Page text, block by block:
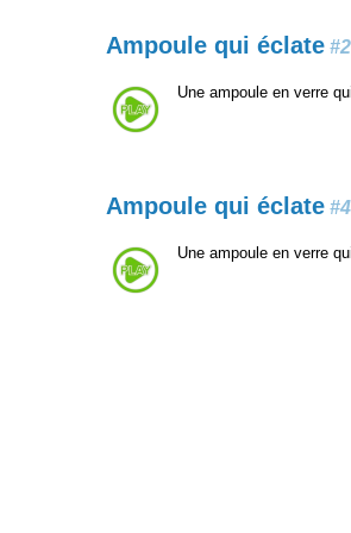
Ampoule qui éclate #2
Une ampoule en verre
Ampoule qui éclate #4
Une ampoule en verre